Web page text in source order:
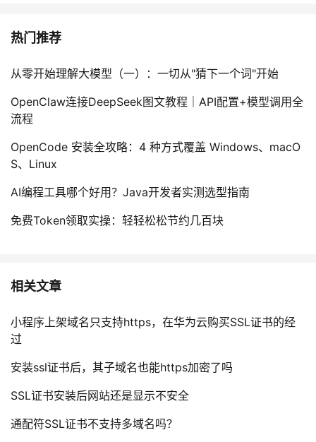
的
课
程
我
的
认
我
的
验
我
收
藏
技
支
的
声
议
热门推荐
从零开始理解大模型（一）：一切从"猜下一个词"开始
OpenClaw连接DeepSeek图文教程｜API配置+模型调用全
流程
OpenCode 安装全攻略：4 种方式覆盖 Windows、macO
S、Linux
AI编程工具哪个好用？Java开发者实测选型指南
免费Token领取实操：轻轻松松节约几百块
相关文章
小程序上架域名只支持https，在华为云购买SSL证书的经
过
安装ssl证书后，其子域名也能https加密了吗
SSL证书安装后网站还是显示不安全
通配符SSL证书不支持多域名吗？